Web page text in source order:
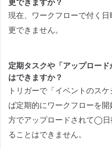
更できますか？
現在、ワークフローで付く
更できません。
定期タスクや「アップロー
はできますか？
トリガーで「イベントのス
ば定期的にワークフローを
方でアップロードされて◯日
ることはできません。